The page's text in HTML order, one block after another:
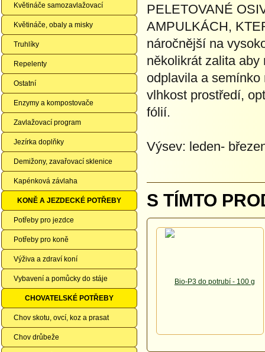
Květináče samozavlažovací
Květináče, obaly a misky
Truhlíky
Repelenty
Ostatní
Enzymy a kompostovače
Zavlažovací program
Jezírka doplňky
Demižony, zavařovací sklenice
Kapénková závlaha
KONĚ A JEZDECKÉ POTŘEBY
Potřeby pro jezdce
Potřeby pro koně
Výživa a zdraví koní
Vybavení a pomůcky do stáje
CHOVATELSKÉ POTŘEBY
Chov skotu, ovcí, koz a prasat
Chov drůbeže
PELETOVANÉ
AMPULKÁCH,
náročnější na
několikrát zalita
odplavila a
vlhkost prostředí,
fólií.
Výsev: leden-
S TÍMTO